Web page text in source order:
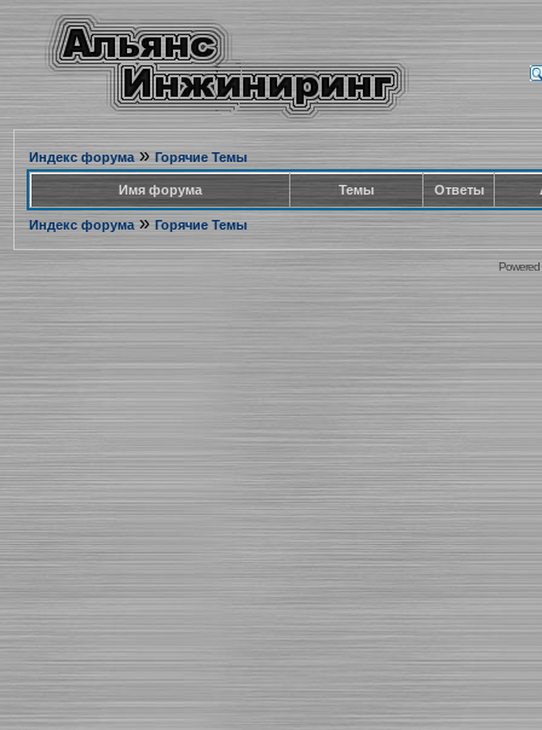
Индекс форума» Горячие Темы
Имя форума Темы Ответы
Индекс форума» Горячие Темы